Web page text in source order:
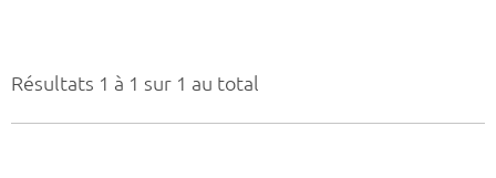
Résultats 1 à 1 sur 1 au total